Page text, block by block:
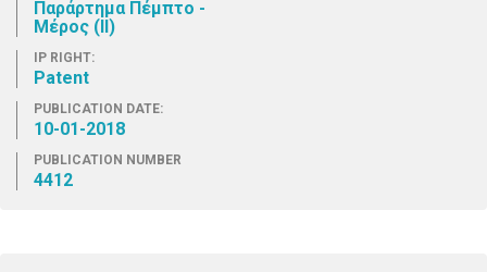
Παράρτημα Πέμπτο -
Μέρος (ΙΙ)
IP RIGHT:
Patent
PUBLICATION DATE:
10-01-2018
PUBLICATION NUMBER
4412